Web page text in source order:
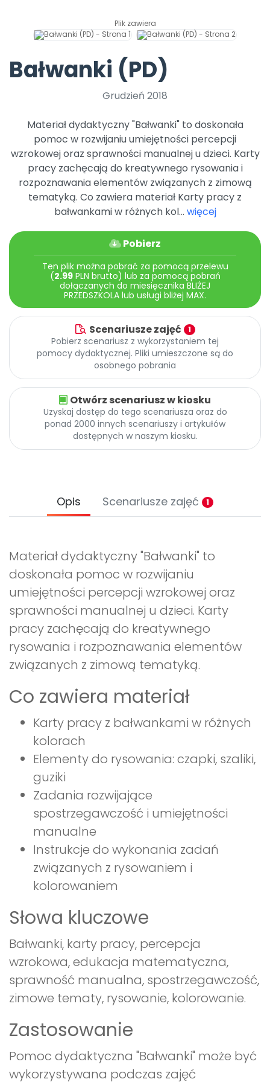
Pomoc
Plik zawiera
Bałwanki (PD)
Grudzień 2018
Materiał dydaktyczny "Bałwanki" to doskonała
pomoc w rozwijaniu umiejętności percepcji
wzrokowej oraz sprawności manualnej u dzieci. Karty
pracy zachęcają do kreatywnego rysowania i
rozpoznawania elementów związanych z zimową
tematyką. Co zawiera materiał Karty pracy z
bałwankami w różnych kol... więcej
Pobierz
Ten plik można pobrać za pomocą przelewu
(2.99PLN brutto) lub za pomocą pobrań
dołączanych do miesięcznika BLIŻEJ
PRZEDSZKOLA lub usługi bliżej MAX.
Scenariusze zajęć 1
Pobierz scenariusz z wykorzystaniem tej
pomocy dydaktycznej. Pliki umieszczone są do
osobnego pobrania
Otwórz scenariusz w kiosku
Uzyskaj dostęp do tego scenariusza oraz do
ponad 2000 innych scenariuszy i artykułów
dostępnych w naszym kiosku.
Opis Scenariusze zajęć 1
Materiał dydaktyczny "Bałwanki" to
doskonała pomoc w rozwijaniu
umiejętności percepcji wzrokowej oraz
sprawności manualnej u dzieci. Karty
pracy zachęcają do kreatywnego
rysowania i rozpoznawania elementów
związanych z zimową tematyką.
Co zawiera materiał
Karty pracy z bałwankami w różnych
kolorach
Elementy do rysowania: czapki, szaliki,
guziki
Zadania rozwijające
spostrzegawczość i umiejętności
manualne
Instrukcje do wykonania zadań
związanych z rysowaniem i
kolorowaniem
Słowa kluczowe
Bałwanki, karty pracy, percepcja
wzrokowa, edukacja matematyczna,
sprawność manualna, spostrzegawczość,
zimowe tematy, rysowanie, kolorowanie.
Zastosowanie
Pomoc dydaktyczna "Bałwanki" może być
wykorzystywana podczas zajęć